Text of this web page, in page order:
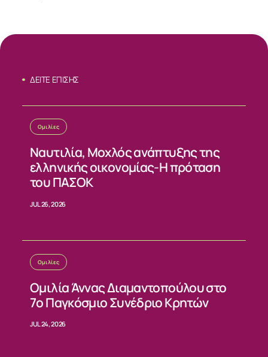
ΔΕΙΤΕ ΕΠΙΣΗΣ
Ομιλίες
Ναυτιλία, Μοχλός ανάπτυξης της
ελληνικής οικονομίας-Η πρόταση
του ΠΑΣΟΚ
JUL 26, 2026
Ομιλίες
Ομιλία Άννας Διαμαντοπούλου στο
7ο Παγκόσμιο Συνέδριο Κρητών
JUL 24, 2026